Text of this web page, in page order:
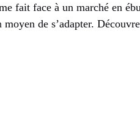
fait face à un marché en
de s’adapter.